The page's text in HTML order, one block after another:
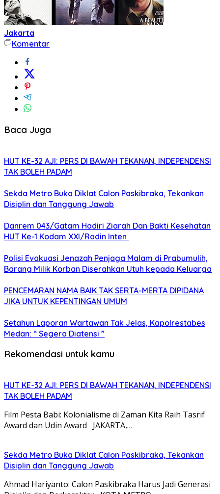
Jakarta
Komentar
Baca Juga
HUT KE-32 AJI: PERS DI BAWAH TEKANAN, INDEPENDENSI
TAK BOLEH PADAM
Sekda Metro Buka Diklat Calon Paskibraka, Tekankan
Disiplin dan Tanggung Jawab
Danrem 043/Gatam Hadiri Ziarah Dan Bakti Kesehatan
HUT Ke-1 Kodam XXI/Radin Inten
Polisi Evakuasi Jenazah Penjaga Malam di Prabumulih,
Barang Milik Korban Diserahkan Utuh kepada Keluarga
PENCEMARAN NAMA BAIK TAK SERTA-MERTA DIPIDANA
JIKA UNTUK KEPENTINGAN UMUM
Setahun Laporan Wartawan Tak Jelas, Kapolrestabes
Medan: “ Segera Diatensi ”
Rekomendasi untuk kamu
HUT KE-32 AJI: PERS DI BAWAH TEKANAN, INDEPENDENSI
TAK BOLEH PADAM
Film Pesta Babi: Kolonialisme di Zaman Kita Raih Tasrif
Award dan Udin Award JAKARTA,…
Sekda Metro Buka Diklat Calon Paskibraka, Tekankan
Disiplin dan Tanggung Jawab
Ahmad Hariyanto: Calon Paskibraka Harus Jadi Generasi